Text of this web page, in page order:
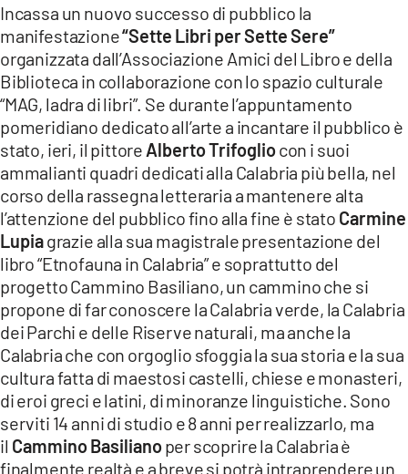
Network
LACPLAY.IT
LACTV.IT
LACONAIR.IT
LACITYMAG.IT
ILREGGINO.IT
COSENZACHANNEL.IT
ILVIBONESE.IT
CATANZAROCHANNEL.IT
LACAPITALENEWS.IT
App
Incassa un nuovo successo di pubblico la
manifestazione“Sette Libri per Sette Sere”
organizzata dall’Associazione Amici del Libro e della
Biblioteca in collaborazione con lo spazio culturale
“MAG, ladra di libri”. Se durante l’appuntamento
pomeridiano dedicato all’arte a incantare il pubblico è
stato, ieri, il pittore Alberto Trifogliocon i suoi
ammalianti quadri dedicati alla Calabria più bella, nel
corso della rassegna letteraria a mantenere alta
l’attenzione del pubblico fino alla fine è stato Carmine
Lupiagrazie alla sua magistrale presentazione del
libro “Etnofauna in Calabria” e soprattutto del
progetto Cammino Basiliano, un cammino che si
propone di far conoscere la Calabria verde, la Calabria
dei Parchi e delle Riserve naturali, ma anche la
Calabria che con orgoglio sfoggia la sua storia e la sua
cultura fatta di maestosi castelli, chiese e monasteri,
di eroi greci e latini, di minoranze linguistiche. Sono
serviti 14 anni di studio e 8 anni per realizzarlo, ma
il Cammino Basilianoper scoprire la Calabria è
finalmente realtà e a breve si potrà intraprendere un